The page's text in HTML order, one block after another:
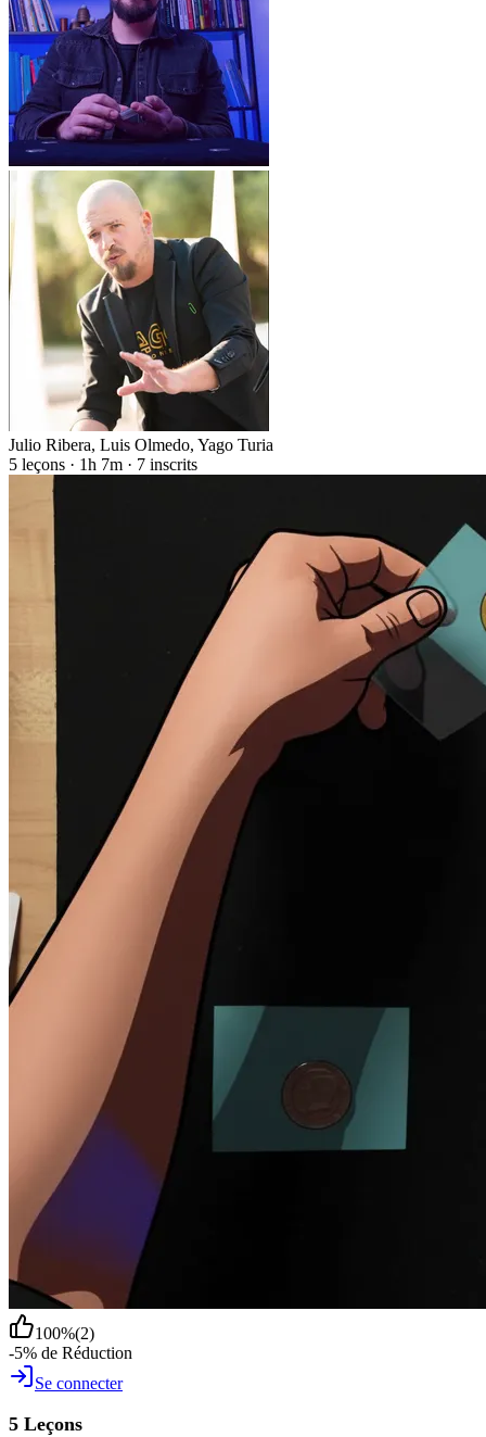
Julio Ribera, Luis Olmedo, Yago Turia
5 leçons · 1h 7m · 7 inscrits
100%(2)
-5% de Réduction
Se connecter
5 Leçons